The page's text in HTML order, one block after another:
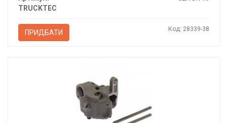
TRUCKTEC
ПРИДБАТИ Код: 28339-38